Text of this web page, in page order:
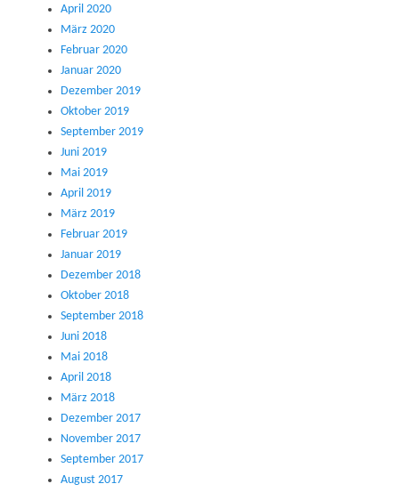
April 2020
März 2020
Februar 2020
Januar 2020
Dezember 2019
Oktober 2019
September 2019
Juni 2019
Mai 2019
April 2019
März 2019
Februar 2019
Januar 2019
Dezember 2018
Oktober 2018
September 2018
Juni 2018
Mai 2018
April 2018
März 2018
Dezember 2017
November 2017
September 2017
August 2017